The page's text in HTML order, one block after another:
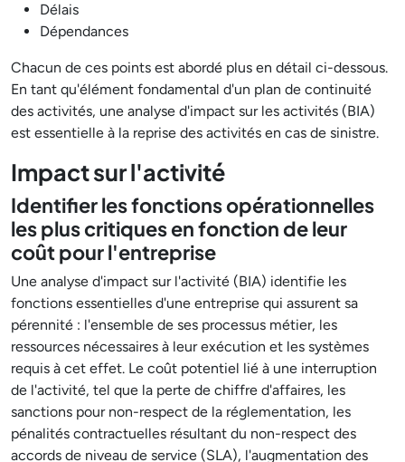
Délais
Dépendances
Chacun de ces points est abordé plus en détail ci-dessous.
En tant qu'élément fondamental d'un plan de continuité
des activités, une analyse d'impact sur les activités (BIA)
est essentielle à la reprise des activités en cas de sinistre.
Impact sur l'activité
Identifier les fonctions opérationnelles
les plus critiques en fonction de leur
coût pour l'entreprise
Une analyse d'impact sur l'activité (BIA) identifie les
fonctions essentielles d'une entreprise qui assurent sa
pérennité : l'ensemble de ses processus métier, les
ressources nécessaires à leur exécution et les systèmes
requis à cet effet. Le coût potentiel lié à une interruption
de l'activité, tel que la perte de chiffre d'affaires, les
sanctions pour non-respect de la réglementation, les
pénalités contractuelles résultant du non-respect des
accords de niveau de service (SLA), l'augmentation des